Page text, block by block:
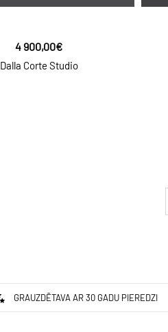
4 900,00€
Dalla Corte Studio
GRAUZDĒTAVA AR 30 GADU PIEREDZI